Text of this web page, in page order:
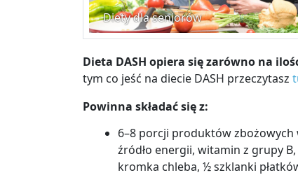
Diety dla seniorów
Dieta DASH opiera się zarówno na
tym co jeść na diecie DASH przeczytasz
Powinna składać się z:
6–8 porcji produktów zbożowych
źródło energii, witamin z grupy
kromka chleba, ½ szklanki